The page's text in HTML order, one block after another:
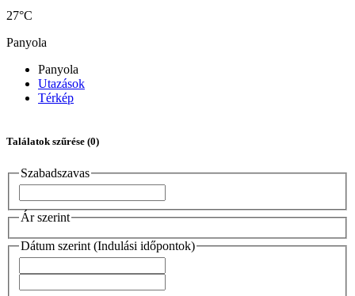
27°C
Panyola
Panyola
Utazások
Térkép
Találatok szűrése (0)
Szabadszavas
Ár szerint
Dátum szerint (Indulási időpontok)